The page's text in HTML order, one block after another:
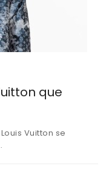
que
Vuitton se